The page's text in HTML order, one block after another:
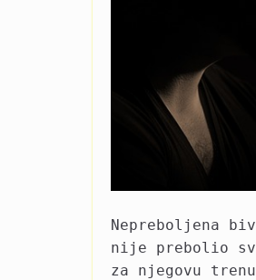
Nepreboljena
nije prebolio
za njegovu